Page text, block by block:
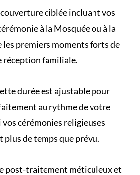
ciblée incluant vos
à la Mosquéeou à la
les premiers moments forts de
réception familiale.
durée est ajustable pour
au rythme de votre
vos cérémonies religieuses
plus de temps que prévu.
post-traitement méticuleux et